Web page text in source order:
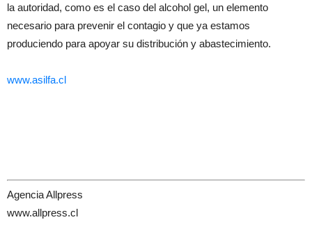
la autoridad, como es el caso del alcohol gel, un elemento
necesario para prevenir el contagio y que ya estamos
produciendo para apoyar su distribución y abastecimiento.
www.asilfa.cl
Agencia Allpress
www.allpress.cl